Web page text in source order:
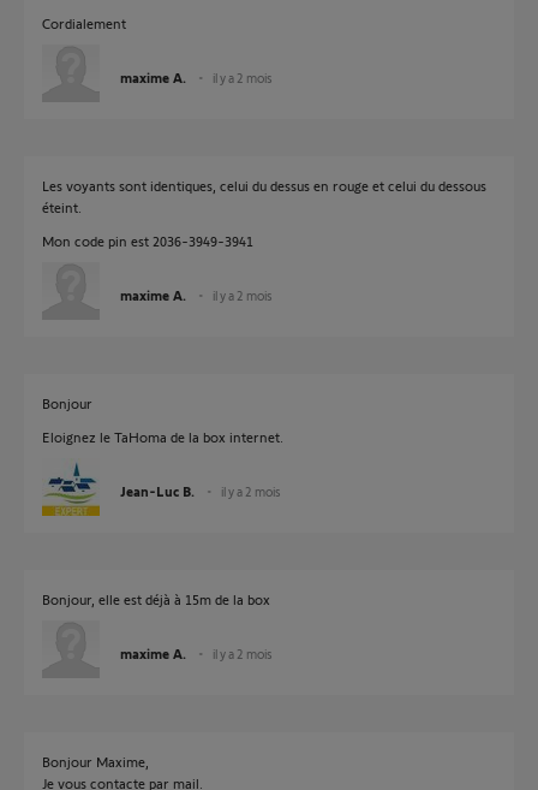
Cordialement
maxime A. il y a 2 mois
Les voyants sont identiques, celui du dessus en rouge et celui du dessous
éteint.
Mon code pin est 2036-3949-3941
maxime A. il y a 2 mois
Bonjour
Eloignez le TaHoma de la box internet.
Jean-Luc B. il y a 2 mois
Bonjour, elle est déjà à 15m de la box
maxime A. il y a 2 mois
Bonjour Maxime,
Je vous contacte par mail.